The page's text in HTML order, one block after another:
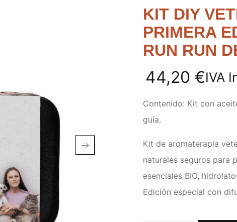
KIT DIY
PRIMERA
RUN RUN
44,20 €IVA
Contenido: Kit con
guía.
Kit de aromaterapia
naturales seguros para
esenciales BIO,
Edición especial con